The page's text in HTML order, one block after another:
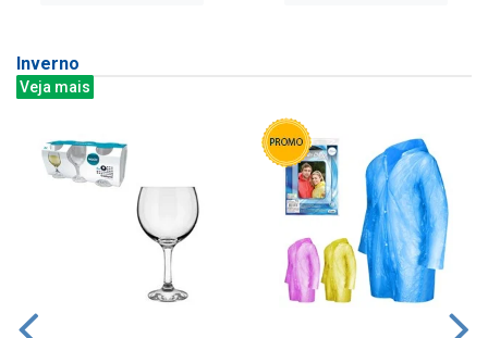
Inverno
Veja mais